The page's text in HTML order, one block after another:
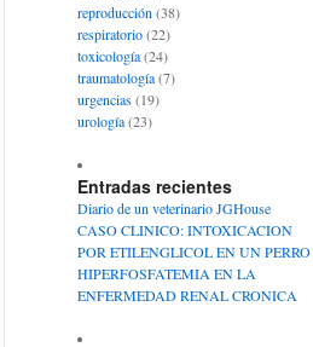
reproducción (38)
respiratorio(22)
toxicología(24)
traumatología(7)
urgencias(19)
urología(23)
Entradas recientes
Diario de un veterinario JGHouse
CASO CLINICO: INTOXICACION
POR ETILENGLICOL EN UN PERRO
HIPERFOSFATEMIA EN LA
ENFERMEDAD RENAL CRONICA